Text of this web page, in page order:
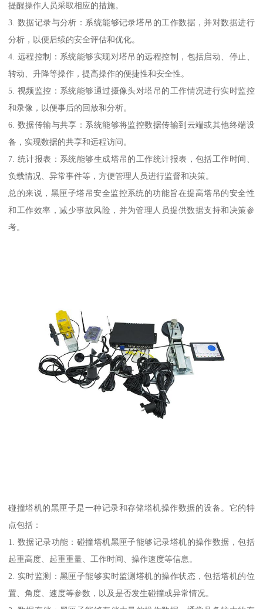
提醒操作人员采取相应的措施。
3. 数据记录与分析：系统能够记录塔吊的工作数据，并对数据进行
分析，以便后续的安全评估和优化。
4. 远程控制：系统能够实现对塔吊的远程控制，包括启动、停止、
转动、升降等操作，提高操作的便捷性和安全性。
5. 视频监控：系统能够通过摄像头对塔吊的工作情况进行实时监控
和录像，以便事后的回放和分析。
6. 数据传输与共享：系统能够将监控数据传输到云端或其他终端设
备，实现数据的共享和远程访问。
7. 统计报表：系统能够生成塔吊的工作统计报表，包括工作时间、
负载情况、异常事件等，方便管理人员进行监督和决策。
总的来说，黑匣子塔吊安全监控系统的功能旨在提高塔吊的安全性
和工作效率，减少事故风险，并为管理人员提供数据支持和决策参
考。
碰撞塔机的黑匣子是一种记录和存储塔机操作数据的设备。它的特
点包括：
1. 数据记录功能：碰撞塔机黑匣子能够记录塔机的操作数据，包括
起重高度、起重重量、工作时间、操作速度等信息。
2. 实时监测：黑匣子能够实时监测塔机的操作状态，包括塔机的位
置、角度、速度等参数，以及是否发生碰撞或异常情况。